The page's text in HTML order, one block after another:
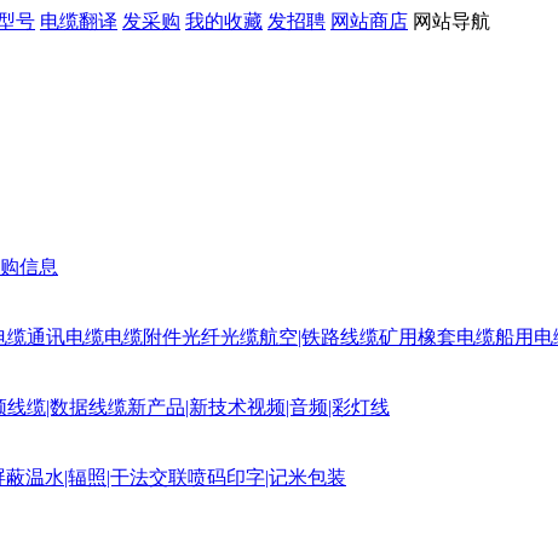
号 电缆翻译 发采购 我的收藏 发招聘 网站商店 网站导航
信息
缆通讯电缆电缆附件光纤光缆航空|铁路线缆矿用橡套电缆船用电
线缆|数据线缆新产品|新技术视频|音频|彩灯线
蔽温水|辐照|干法交联喷码印字|记米包装